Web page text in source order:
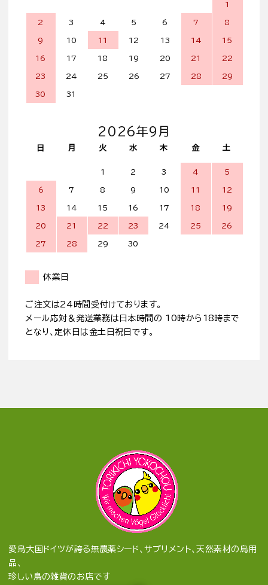
1
2 3 4 5 6 7 8
9 10 11 12 13 14 15
16 17 18 19 20 21 22
23 24 25 26 27 28 29
30 31
2026年9月
日 月 火 水 木 金 土
1 2 3 4 5
6 7 8 9 10 11 12
13 14 15 16 17 18 19
20 21 22 23 24 25 26
27 28 29 30
休業日
ご注文は24時間受付けております。
メール応対＆発送業務は日本時間の 10時から18時まで
となり、定休日は金土日祝日です。
愛鳥大国ドイツが誇る無農薬シード、サプリメント、天然素材の鳥用
品、
珍しい鳥の雑貨のお店です